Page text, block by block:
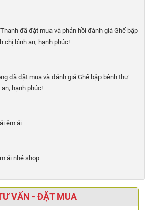
đã đặt mua và phản hồi đánh giá Ghế bập
chị bình an, hạnh phúc!
đã đặt mua và đánh giá Ghế bập bênh thư
hạnh phúc!
êm ái
ái nhé shop
VẤN - ĐẶT MUA